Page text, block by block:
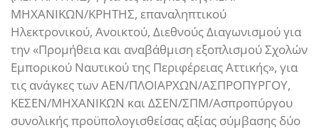
ΜΗΧΑΝΙΚΩΝ/ΚΡΗΤΗΣ, επαναληπτικού
Ηλεκτρονικού, Ανοικτού, Διεθνούς Διαγωνισμού για
την «Προμήθεια και αναβάθμιση εξοπλισμού Σχολών
Εμπορικού Ναυτικού της Περιφέρειας Αττικής», για
τις ανάγκες των ΑΕΝ/ΠΛΟΙΑΡΧΩΝ/ΑΣΠΡΟΠΥΡΓΟΥ,
ΚΕΣΕΝ/ΜΗΧΑΝΙΚΩΝ και ΔΣΕΝ/ΣΠΜ/Ασπροπύργου
συνολικής προϋπολογισθείσας αξίας σύμβασης δύο